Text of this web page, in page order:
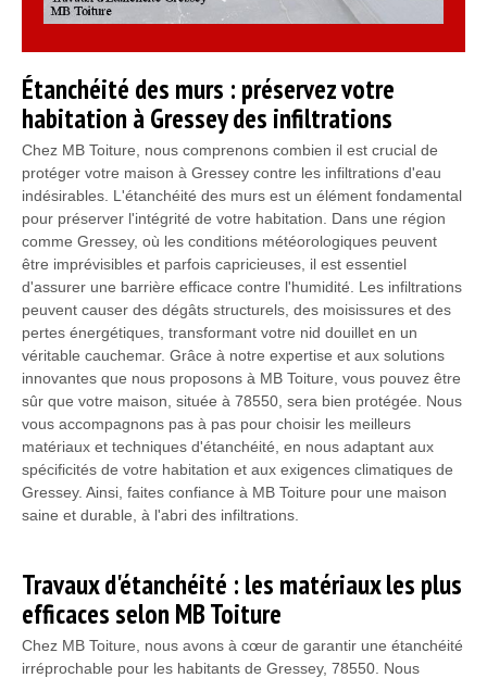
Étanchéité des murs : préservez votre
habitation à Gressey des infiltrations
Chez MB Toiture, nous comprenons combien il est crucial de
protéger votre maison à Gressey contre les infiltrations d'eau
indésirables. L'étanchéité des murs est un élément fondamental
pour préserver l'intégrité de votre habitation. Dans une région
comme Gressey, où les conditions météorologiques peuvent
être imprévisibles et parfois capricieuses, il est essentiel
d'assurer une barrière efficace contre l'humidité. Les infiltrations
peuvent causer des dégâts structurels, des moisissures et des
pertes énergétiques, transformant votre nid douillet en un
véritable cauchemar. Grâce à notre expertise et aux solutions
innovantes que nous proposons à MB Toiture, vous pouvez être
sûr que votre maison, située à 78550, sera bien protégée. Nous
vous accompagnons pas à pas pour choisir les meilleurs
matériaux et techniques d'étanchéité, en nous adaptant aux
spécificités de votre habitation et aux exigences climatiques de
Gressey. Ainsi, faites confiance à MB Toiture pour une maison
saine et durable, à l'abri des infiltrations.
Travaux d'étanchéité : les matériaux les plus
efficaces selon MB Toiture
Chez MB Toiture, nous avons à cœur de garantir une étanchéité
irréprochable pour les habitants de Gressey, 78550. Nous